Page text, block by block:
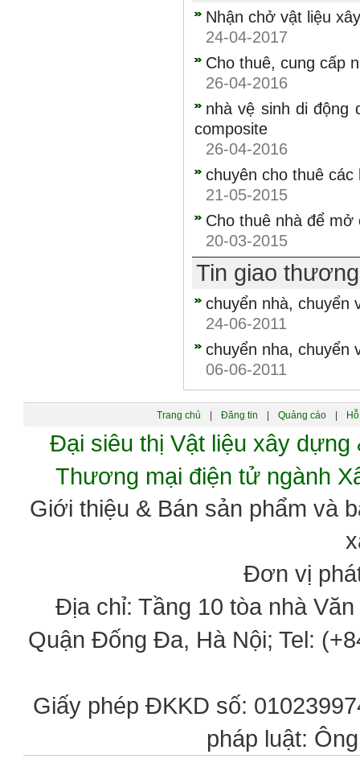
Nhận chở vật liệu
24-04-2017
Cho thuê, cung cấp
26-04-2016
nhà vệ sinh di động
composite
26-04-2016
chuyên cho thuê các
21-05-2015
Cho thuê nhà để mở
20-03-2015
Tin giao
chuyển nhà, chuyển
24-06-2011
chuyển nha, chuyển
06-06-2011
Trang chủ Đăng tin Quảng cáo
Đại siêu thị Vật liệu xây
Thương mại điện tử ngành
Giới thiệu & Bán sản phẩm và
Đơn vị
Địa chỉ: Tầng 10 tòa nhà
Quận Đống Đa, Hà Nội; Tel:
Giấy phép ĐKKD số:
pháp luật: